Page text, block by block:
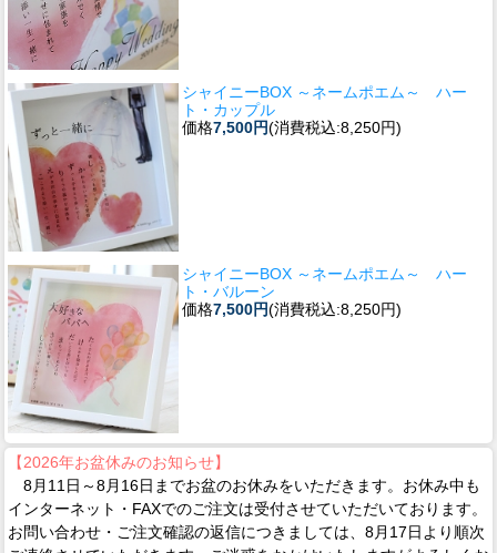
シャイニーBOX ～ネームポエム～ ハー
ト・カップル
価格7,500円(消費税込:8,250円)
シャイニーBOX ～ネームポエム～ ハー
ト・バルーン
価格7,500円(消費税込:8,250円)
【2026年お盆休みのお知らせ】
8月11日～8月16日までお盆のお休みをいただきます。お休み中も
インターネット・FAXでのご注文は受付させていただいております。
お問い合わせ・ご注文確認の返信につきましては、8月17日より順次